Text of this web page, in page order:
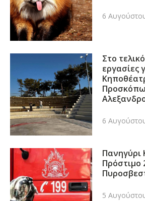
6
Στο
εργασίες
6
Πανηγύρι
Πρόστιμο
5